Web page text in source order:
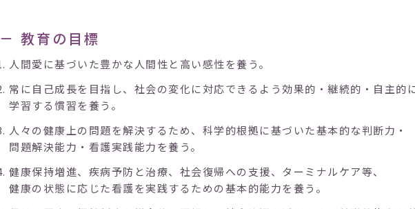
－ 教育の目標
人間愛に基づいた豊かな人間性と高い感性を養う。
常に自己成長を目指し、社会の変化に対応できるよう効果的・継続的・自主的
学習する慣習を養う。
人々の健康上の問題を解決するため、科学的根拠に基づいた基本的な判断力・
問題解決能力・看護実践能力を養う。
健康保持増進、疾病予防と治療、社会復帰への支援、ターミナルケア等、
健康の状態に応じた看護を実践するための基本的能力を養う。